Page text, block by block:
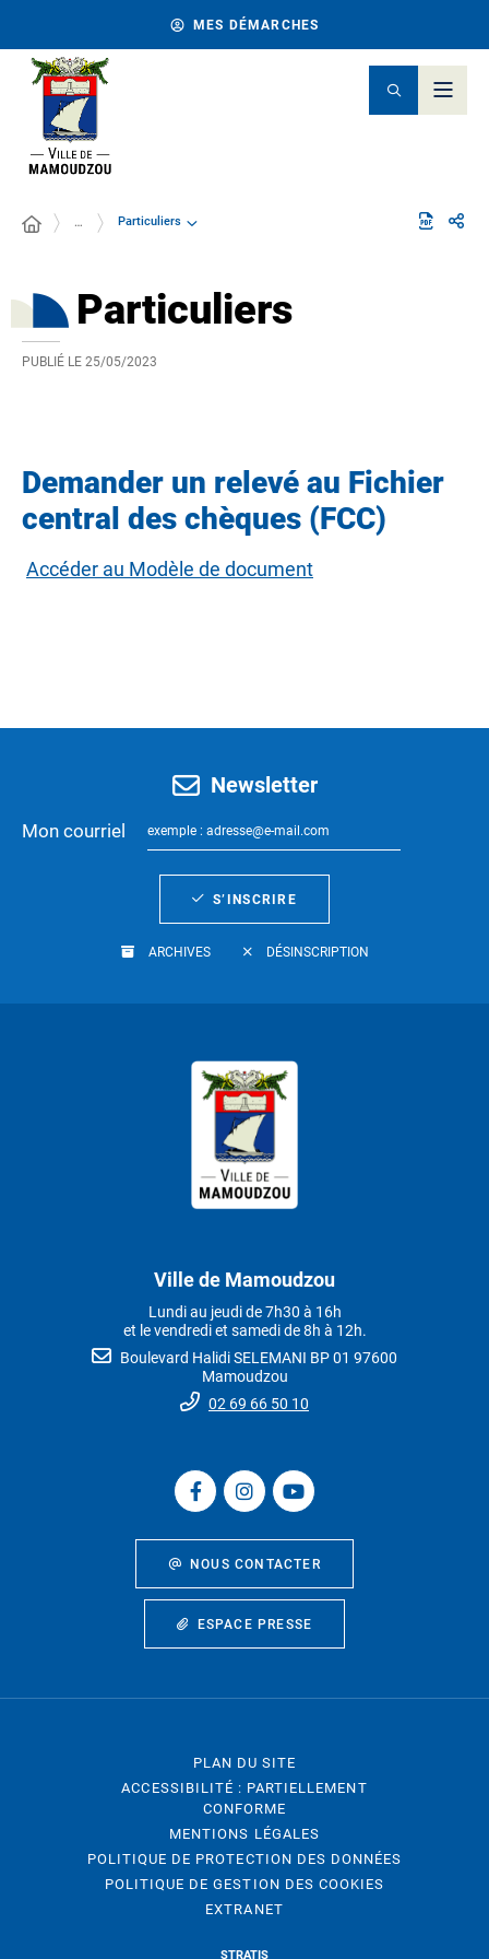
MES DÉMARCHES
… Particuliers
Particuliers
PUBLIÉ LE 25/05/2023
Demander un relevé au Fichier
central des chèques (FCC)
Accéder au Modèle de document
Newsletter
Mon courriel
S’INSCRIRE
ARCHIVES DÉSINSCRIPTION
Ville de Mamoudzou
Lundi au jeudi de 7h30 à 16h
et le vendredi et samedi de 8h à 12h.
Boulevard Halidi SELEMANI BP 01 97600
Mamoudzou
02 69 66 50 10
NOUS CONTACTER
ESPACE PRESSE
PLAN DU SITE
ACCESSIBILITÉ : PARTIELLEMENT
CONFORME
MENTIONS LÉGALES
POLITIQUE DE PROTECTION DES DONNÉES
POLITIQUE DE GESTION DES COOKIES
EXTRANET
STRATIS